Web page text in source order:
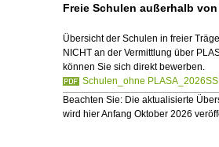
Freie Schulen außerhalb von
Übersicht der Schulen in freier
NICHT an der Vermittlung über
können Sie sich direkt bewerben.
Schulen_ohne
Beachten Sie: Die aktualisierte
wird hier Anfang Oktober 2026